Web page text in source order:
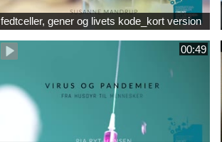
fedtceller, gener og livets kode_kort version
00:49